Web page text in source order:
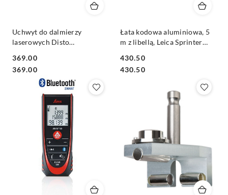
Uchwyt do dalmierzy
laserowych Disto
tyczkę Leica LSA360
Cena:
369.00
Cena:
369.00
Łata kodowa aluminiowa, 5
m z libellą, Leica Sprinter
Cena:
430.50
Cena:
430.50